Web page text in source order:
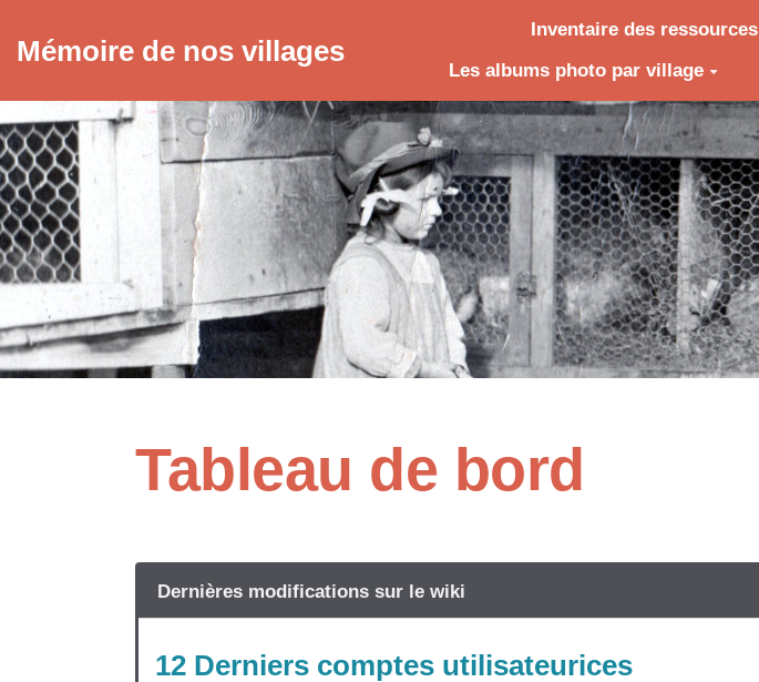
Mémoire de nos villages
Inventaire des ressources
Les albums photo par village
Tableau de bord
Dernières modifications sur le wiki
12 Derniers comptes utilisateurices